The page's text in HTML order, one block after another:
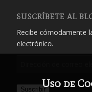
SUSCRÍBETE AL
Recibe cómodamente
electrónico.
correo
SuscribirUso de